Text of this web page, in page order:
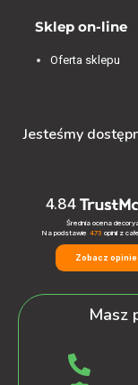
Sklep on-line
Oferta sklepu
Jesteśmy
4.84
Średnia ocena
Na podstawie 473 opinii z
Zobacz opinie
Masz